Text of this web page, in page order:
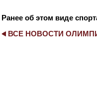
Ранее об этом виде
ВСЕ НОВОСТИ